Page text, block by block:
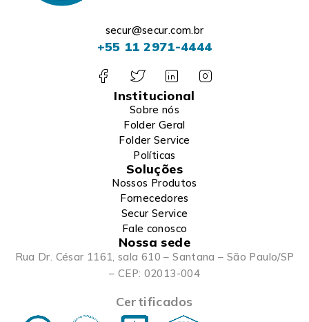
secur@secur.com.br
+55 11 2971-4444
Institucional
Sobre nós
Folder Geral
Folder Service
Políticas
Soluções
Nossos Produtos
Fornecedores
Secur Service
Fale conosco
Nossa sede
Rua Dr. César 1161, sala 610 – Santana – São Paulo/SP
– CEP: 02013-004
Certificados